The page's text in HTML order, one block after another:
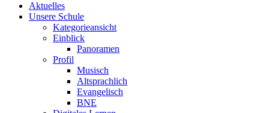
Aktuelles
Unsere Schule
Kategorieansicht
Einblick
Panoramen
Profil
Musisch
Altsprachlich
Evangelisch
BNE